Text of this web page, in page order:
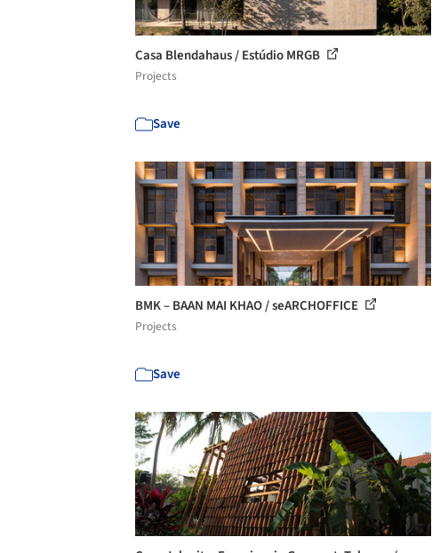
Casa Blendahaus / Estúdio MRGB
Projects
Save
BMK – BAAN MAI KHAO / seARCHOFFICE
Projects
Save